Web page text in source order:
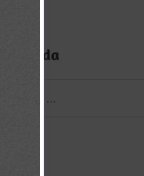
Búsqueda